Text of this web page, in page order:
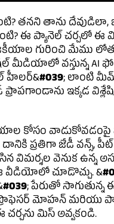
తనని తాను
ఈ ప్యానెల్ చర్చలో ఈ
గురించి మేము
మీడియాలో వస్తున్న AI
హీలర్&#039; లాంటి
ప్రాపగాండాను ఇక్కడ
కోసం వాడుకోవడంపై
ప్రతిగా జేడీ వన్స్,
విమర్శల వెనుక ఉన్న
వీడియోలో చూడొచ్చు. &
#039; పేరుతో సాగుతున్న
మోహన్ మరియు
చర్చను మిస్ అవ్వకండి.